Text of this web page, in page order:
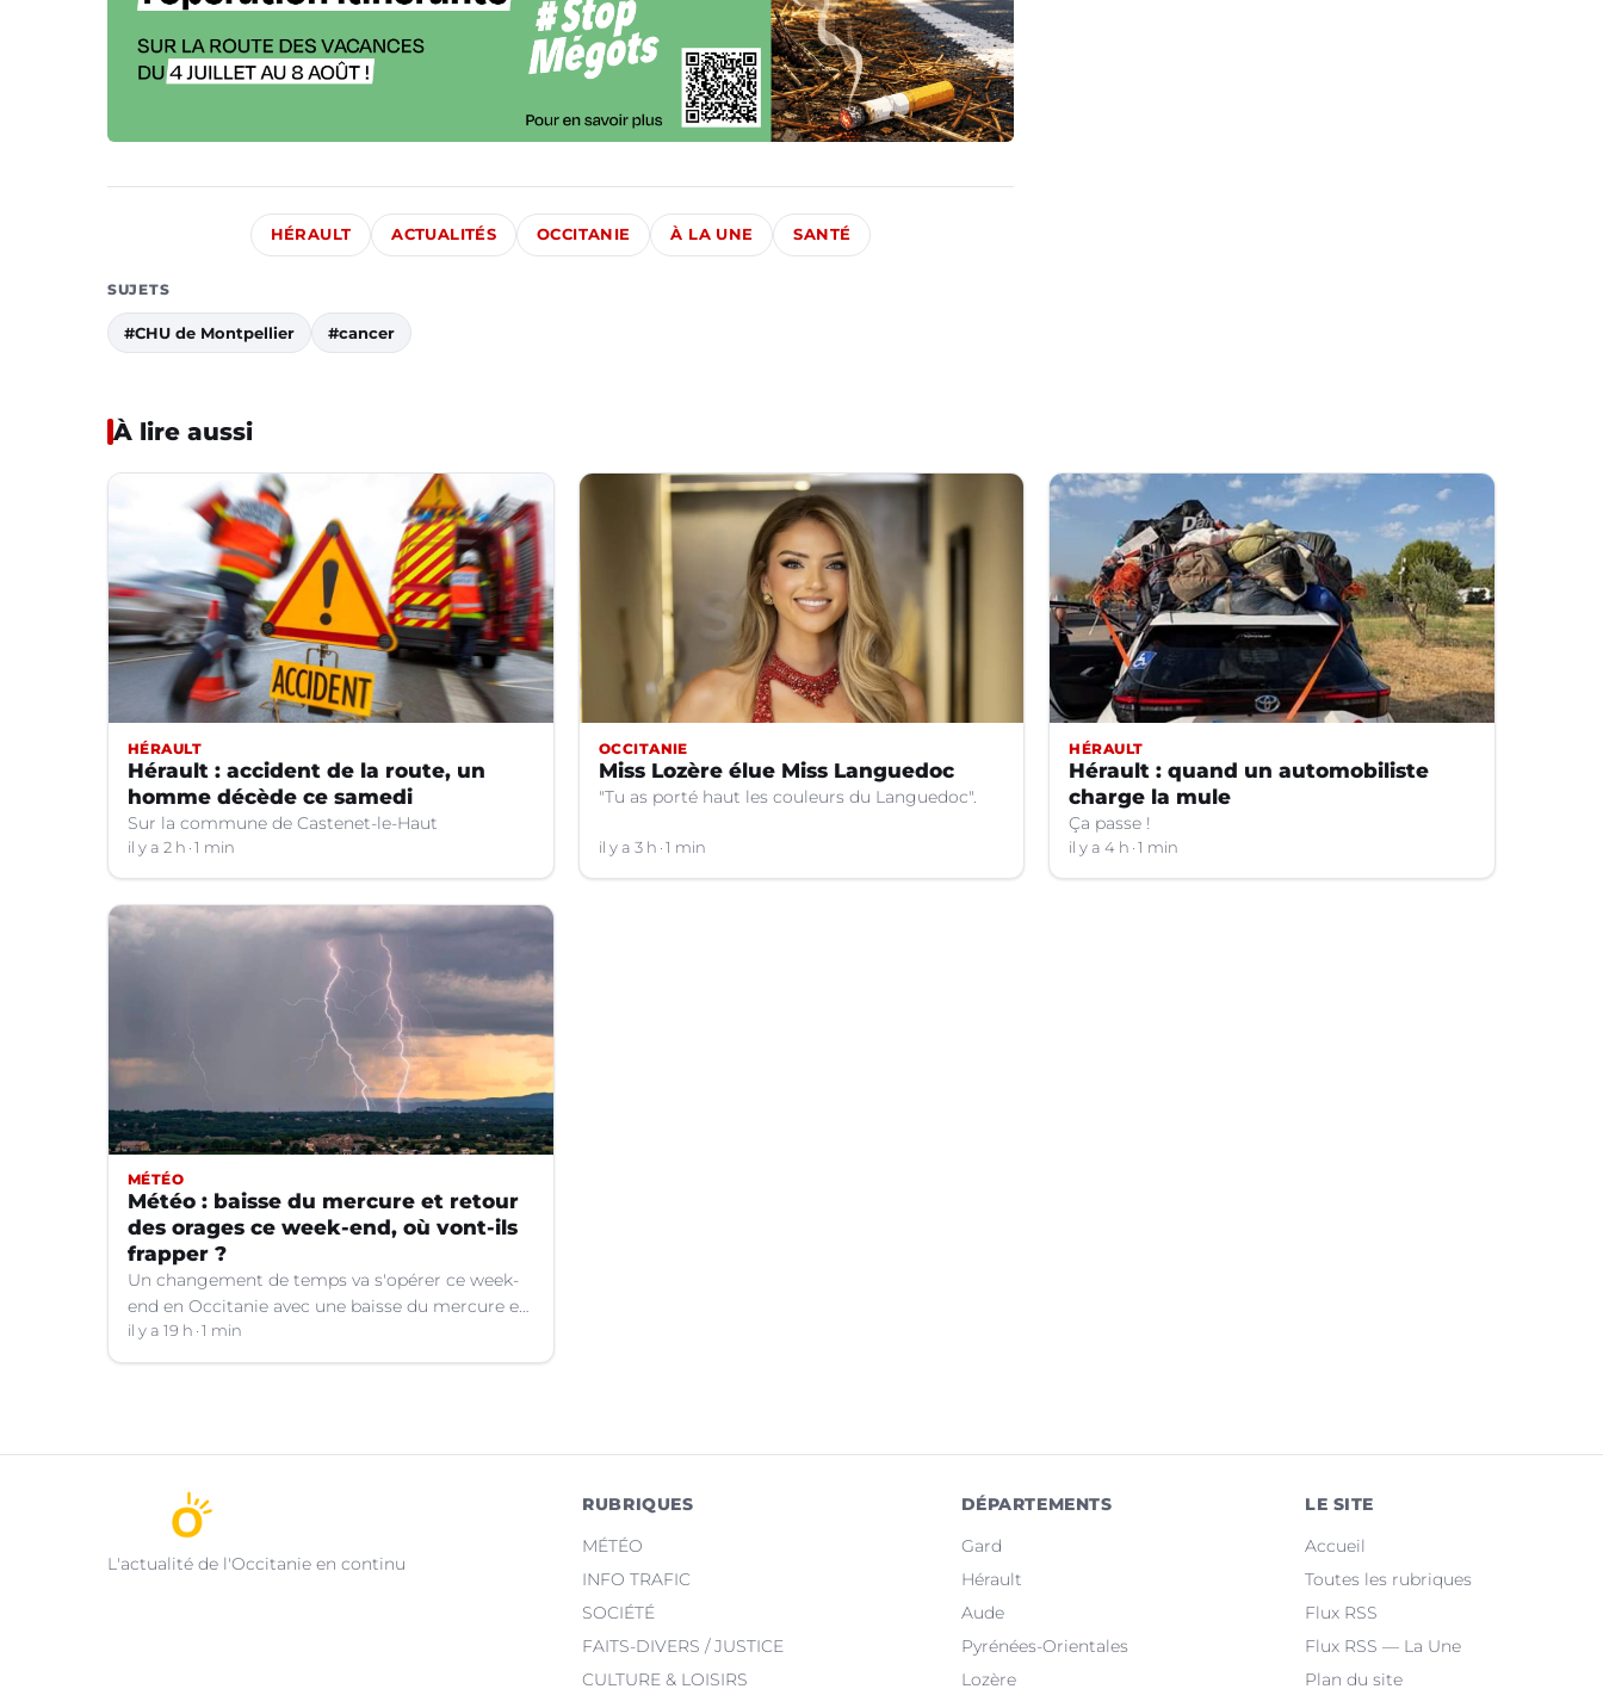
HÉRAULT ACTUALITÉS OCCITANIE À LA UNE SANTÉ
SUJETS
#CHU de Montpellier #cancer
À lire aussi
HÉRAULT
Hérault : accident de la route, un
homme décède ce samedi
Sur la commune de Castenet-le-Haut
il y a 2 h 1 min
OCCITANIE
Miss Lozère élue Miss Languedoc
"Tu as porté haut les couleurs du Languedoc".
il y a 3 h 1 min
HÉRAULT
Hérault : quand un automobiliste
charge la mule
Ça passe !
il y a 4 h 1 min
MÉTÉO
Météo : baisse du mercure et retour
des orages ce week-end, où vont-ils
frapper ?
Un changement de temps va s'opérer ce week-
end en Occitanie avec une baisse du mercure et
le retour d'orages dans certains départements.
il y a 19 h 1 min
L'actualité de l'Occitanie en continu
RUBRIQUES
MÉTÉO
INFO TRAFIC
SOCIÉTÉ
FAITS-DIVERS / JUSTICE
CULTURE & LOISIRS
DÉPARTEMENTS
Gard
Hérault
Aude
Pyrénées-Orientales
Lozère
LE SITE
Accueil
Toutes les rubriques
Flux RSS
Flux RSS — La Une
Plan du site